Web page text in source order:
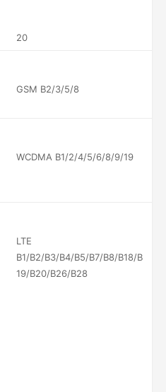
20
GSM B2/3/5/8
WCDMA B1/2/4/5/6/8/9/19
LTE
B1/B2/B3/B4/B5/B7/B8/B18/B
19/B20/B26/B28